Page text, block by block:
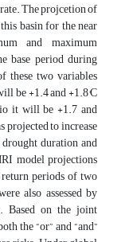
The projcetion of
basin for the near
and maximum
base period during
these two variables
be +1.4 and +1.8°C
it will be +1.7 and
projected to increase
duration and
model projections
periods of two
also assessed by
Based on the joint
the “or” and “and”